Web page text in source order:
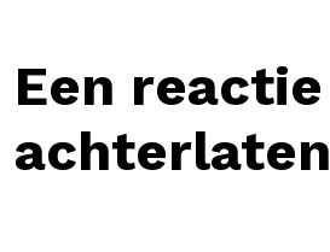
Een reactie
achterlaten